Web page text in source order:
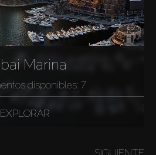
Marina
disponibles: 7
EXPLORAR
SIGUIENTE